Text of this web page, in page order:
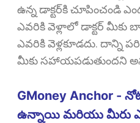
ఉన్న డాక్టర్‌కి చూపించండి
ఎవరికి వెళ్లాలో డాక్టర్ మీకు
ఎవరికి వెళ్లకూడదు. దాన్ని
మీకు సహాయపడుతుందని
GMoney Anchor -
ఉన్నాయి మరియు మీరు